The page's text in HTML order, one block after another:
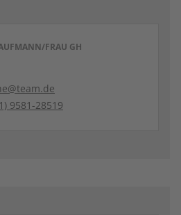
FRAU GH
9581-28519